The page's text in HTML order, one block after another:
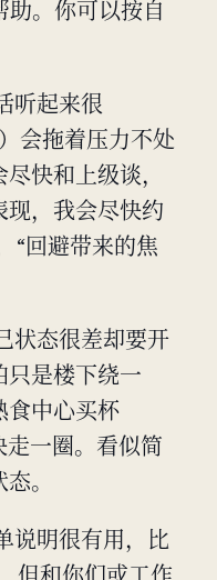
助。你可以按自
听起来很
会拖着压力不处
快和上级谈，
现，我会尽快约
“回避带来的焦
状态很差却要开
只是楼下绕一
食中心买杯
一圈。看似简
。
说明很有用，比